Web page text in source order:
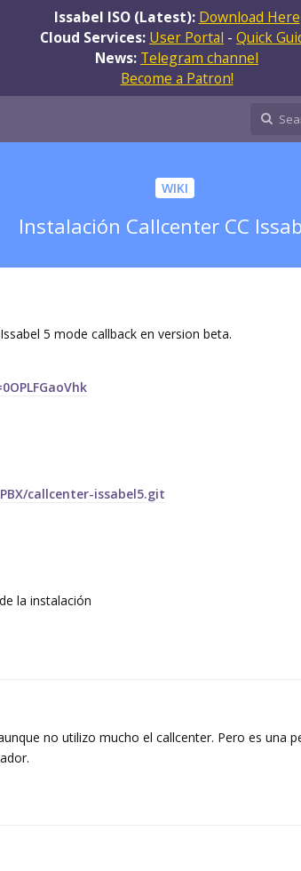
Issabel ISO (Latest): Download Here
Cloud Services: User Portal - Quick
News: Telegram channel
Become a Patron!
WIKI
Instalación Callcenter CC
5 mode callback en version beta.
callcenter-issabel5.git
la instalación
no utilizo mucho el callcenter. Pero es una